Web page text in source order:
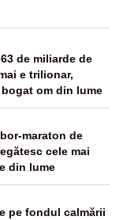
de miliarde de
e trilionar,
om din lume
maraton de
cele mai
din lume
pe fondul calmării